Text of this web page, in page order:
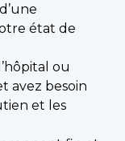
état de
ou
avez besoin
et les